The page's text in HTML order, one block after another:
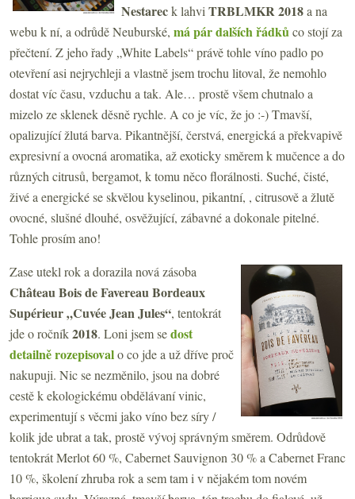
Nestareck lahvi TRBLMKR 2018a na
webu k ní, a odrůdě Neuburské, má pár dalších řádkůco stojí za
přečtení. Z jeho řady „White Labels“ právě tohle víno padlo po
otevření asi nejrychleji a vlastně jsem trochu litoval, že nemohlo
dostat víc času, vzduchu a tak. Ale… prostě všem chutnalo a
mizelo ze sklenek děsně rychle. A co je víc, že jo :-) Tmavší,
opalizující žlutá barva. Pikantnější, čerstvá, energická a překvapivě
expresivní a ovocná aromatika, až exoticky směrem k mučence a do
různých citrusů, bergamot, k tomu něco florálnosti. Suché, čisté,
živé a energické se skvělou kyselinou, pikantní, , citrusově a žlutě
ovocné, slušné dlouhé, osvěžující, zábavné a dokonale pitelné.
Tohle prosím ano!
Zase utekl rok a dorazila nová zásoba
Château Bois de Favereau Bordeaux
Supérieur „Cuvée Jean Jules“, tentokrát
jde o ročník2018. Loni jsem sedost
detailně rozepisovalo co jde a už dříve proč
nakupuji. Nic se nezměnilo, jsou na dobré
cestě k ekologickému obdělávaní vinic,
experimentují s věcmi jako víno bez síry /
kolik jde ubrat a tak, prostě vývoj správným směrem. Odrůdově
tentokrát Merlot 60 %, Cabernet Sauvignon 30 % a Cabernet Franc
10 %, školení zhruba rok a sem tam i v nějakém tom novém